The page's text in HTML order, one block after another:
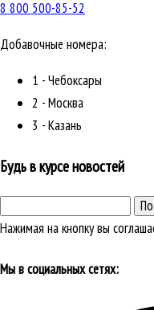
8 800 500-85-52
Добавочные номера:
1 - Чебоксары
2 - Москва
3 - Казань
Будь в курсе новостей
Нажимая на кнопку вы
Мы в социальных сетях: